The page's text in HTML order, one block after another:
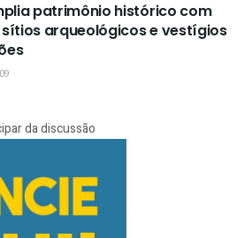
patrimônio histórico com
arqueológicos e vestígios
da discussão